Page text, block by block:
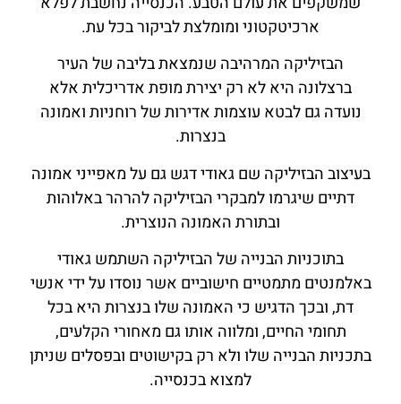
ארכיטקטוני ומומלצת לביקור בכל עת.
הבזיליקה המרהיבה שנמצאת בליבה של העיר
ברצלונה היא לא רק יצירת מופת אדריכלית אלא
נועדה גם לבטא עוצמות אדירות של רוחניות ואמונה
בנצרות.
בעיצוב הבזיליקה שם גאודי דגש גם על מאפייני אמונה
דתיים שיגרמו למבקרי הבזיליקה להרהר באלוהות
ובתורת האמונה הנוצרית.
בתוכניות הבנייה של הבזיליקה השתמש גאודי
באלמנטים מתמטיים חישוביים אשר נוסדו על ידי אנשי
דת, ובכך הדגיש כי האמונה שלו בנצרות היא בכל
תחומי החיים, ומלווה אותו גם מאחורי הקלעים,
בתכניות הבנייה שלו ולא רק בקישוטים ובפסלים שניתן
למצוא בכנסייה.